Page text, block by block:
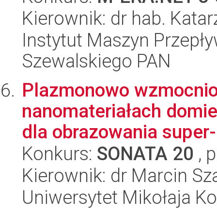
Kierownik: dr hab.
Instytut Maszyn
Szewalskiego PAN
Plazmonowo
nanomateriałach
dla obrazowania
Konkurs: SONATA 20 ,
Kierownik: dr Marcin
Uniwersytet Mikołaja